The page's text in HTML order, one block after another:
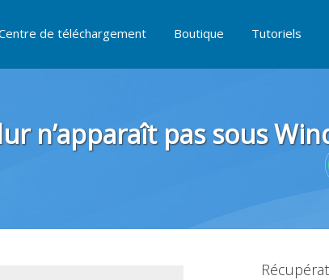
de téléchargement Boutique Tutoriels
n’apparaît pas sous